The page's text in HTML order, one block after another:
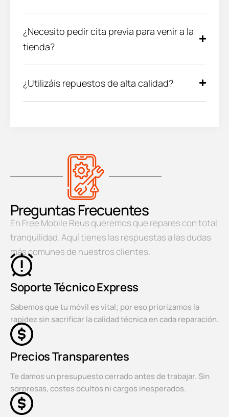
¿Necesito pedir cita previa para venir a la
tienda?
¿Utilizáis repuestos de alta calidad?
Preguntas Frecuentes
En Free Mobile Reus queremos que repares con total
tranquilidad. Aquí tienes las respuestas a las dudas
más comunes de nuestros clientes.
Soporte Técnico Express
Sabemos que tu móvil es vital; por eso priorizamos la
rapidez sin sacrificar la calidad técnica en cada reparación.
Precios Transparentes
Te damos un presupuesto cerrado antes de trabajar. Sin
sorpresas, costes ocultos ni cargos inesperados.